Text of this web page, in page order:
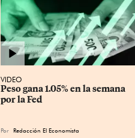
VIDEO
Peso gana 1.05% en la semana
por la Fed
Por Redacción El Economista